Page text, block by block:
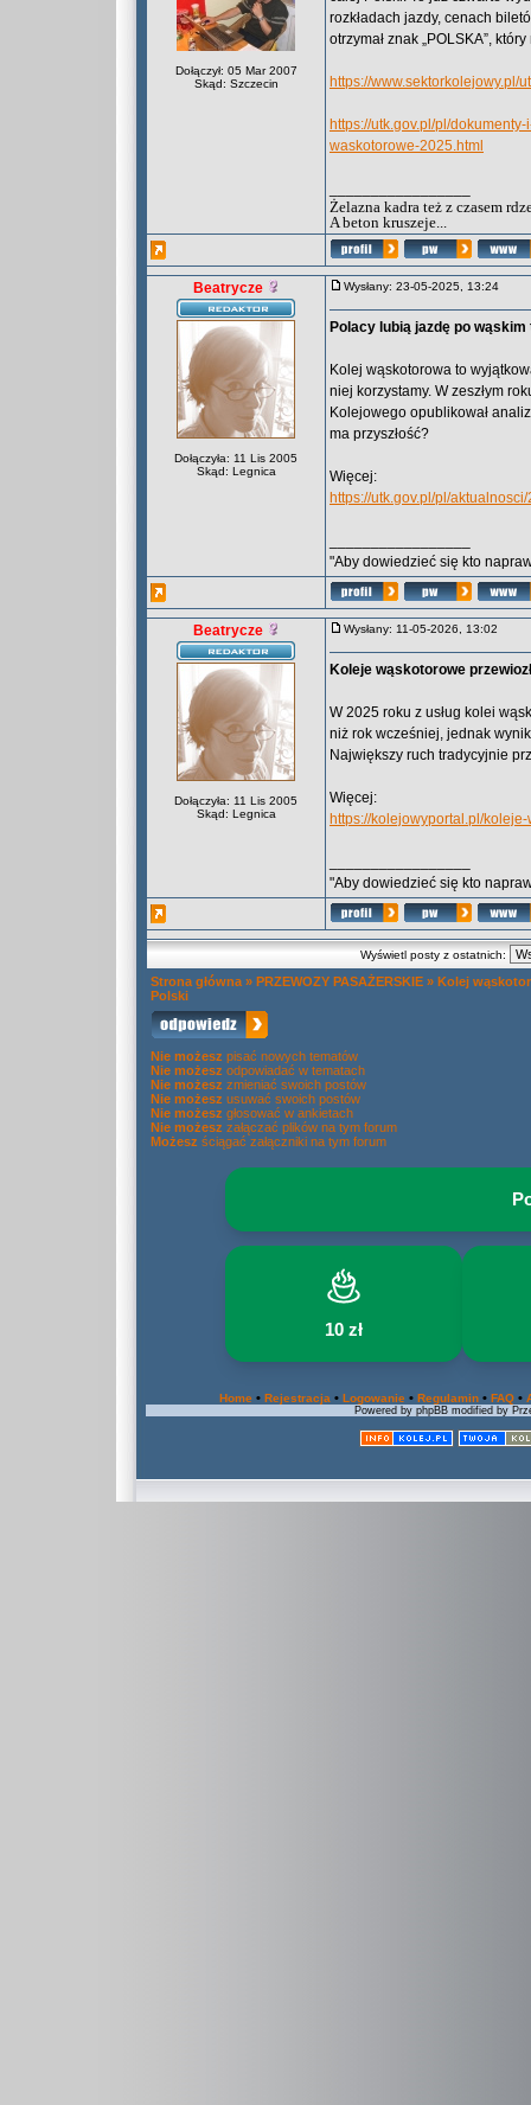
Dołączył: 05 Mar 2007
Skąd: Szczecin
rozkładach jazdy, cenach
otrzymał znak „POLSKA”,
https://
https://utk.gov.pl/pl/
waskotorowe-2025.html
Żelazna kadra też z czasem
A beton kruszeje...
Beatrycze
Dołączyła: 11 Lis 2005
Skąd: Legnica
Wysłany: 23-05-2025, 13:24
Polacy lubią jazdę po wąskim
Kolej wąskotorowa to
niej korzystamy. W zeszłym
Kolejowego opublikował
ma przyszłość?
Więcej:
https://utk.gov.pl/pl/
"Aby dowiedzieć się kto
Beatrycze
Dołączyła: 11 Lis 2005
Skąd: Legnica
Wysłany: 11-05-2026, 13:02
Koleje wąskotorowe
W 2025 roku z usług kolei
niż rok wcześniej, jednak
Największy ruch tradycyjnie
Więcej:
https://kolejowyportal.pl/
"Aby dowiedzieć się kto
Wyświetl posty z ostatnich:
Strona główna » PRZEWOZY PASAŻERSKIE » Kolej
Polski
Nie możesz pisać nowych tematów
Nie możesz odpowiadać w tematach
Nie możesz zmieniać swoich postów
Nie możesz usuwać swoich postów
Nie możesz głosować w ankietach
Nie możesz załączać plików na tym forum
Możesz ściągać załączniki na tym forum
10 zł
Home • Rejestracja • Logowanie • Regulamin • FAQ •
Powered by phpBB modified by